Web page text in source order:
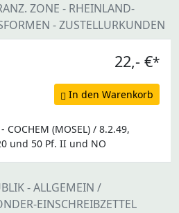
ZONE - RHEINLAND-
- ZUSTELLURKUNDEN
22,- €*
In den Warenkorb
- COCHEM (MOSEL) / 8.2.49,
und 50 Pf. II und NO
- ALLGEMEIN /
EINSCHREIBZETTEL